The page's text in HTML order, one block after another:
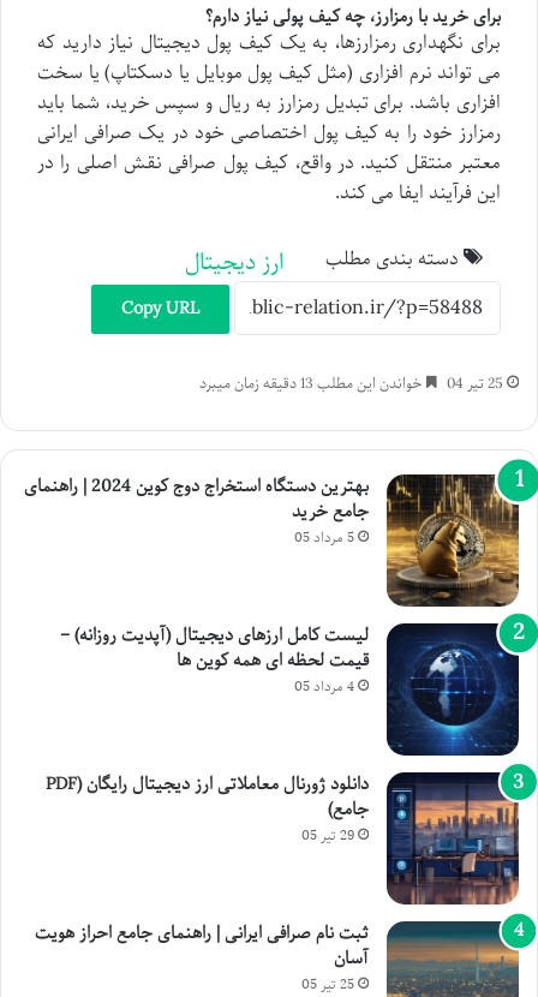
برای خرید با رمزارز، چه کیف پولی نیاز دارم؟
برای نگهداری رمزارزها، به یک کیف پول دیجیتال نیاز دارید که
می تواند نرم افزاری (مثل کیف پول موبایل یا دسکتاپ) یا سخت
افزاری باشد. برای تبدیل رمزارز به ریال و سپس خرید، شما باید
رمزارز خود را به کیف پول اختصاصی خود در یک صرافی ایرانی
معتبر منتقل کنید. در واقع، کیف پول صرافی نقش اصلی را در
این فرآیند ایفا می کند.
دسته بندی مطلب ارز دیجیتال
Copy URL
25 تیر 04 خواندن این مطلب 13 دقیقه زمان میبرد
بهترین دستگاه استخراج دوج کوین 2024 | راهنمای
جامع خرید
5 مرداد 05
لیست کامل ارزهای دیجیتال (آپدیت روزانه) –
قیمت لحظه ای همه کوین ها
4 مرداد 05
دانلود ژورنال معاملاتی ارز دیجیتال رایگان (PDF
جامع)
29 تیر 05
ثبت نام صرافی ایرانی | راهنمای جامع احراز هویت
آسان
25 تیر 05